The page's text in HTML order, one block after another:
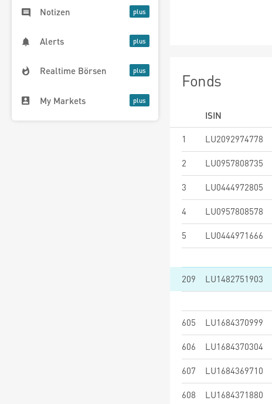
Notizen
Alerts
Realtime Börsen
My Markets
Fonds
ISIN
1
LU2092974778
2 LU0957808735
3 LU0444972805
4 LU0957808578
5 LU0444971666
209 LU1482751903
605 LU1684370999
606 LU1684370304
607 LU1684369710
608 LU1684371880